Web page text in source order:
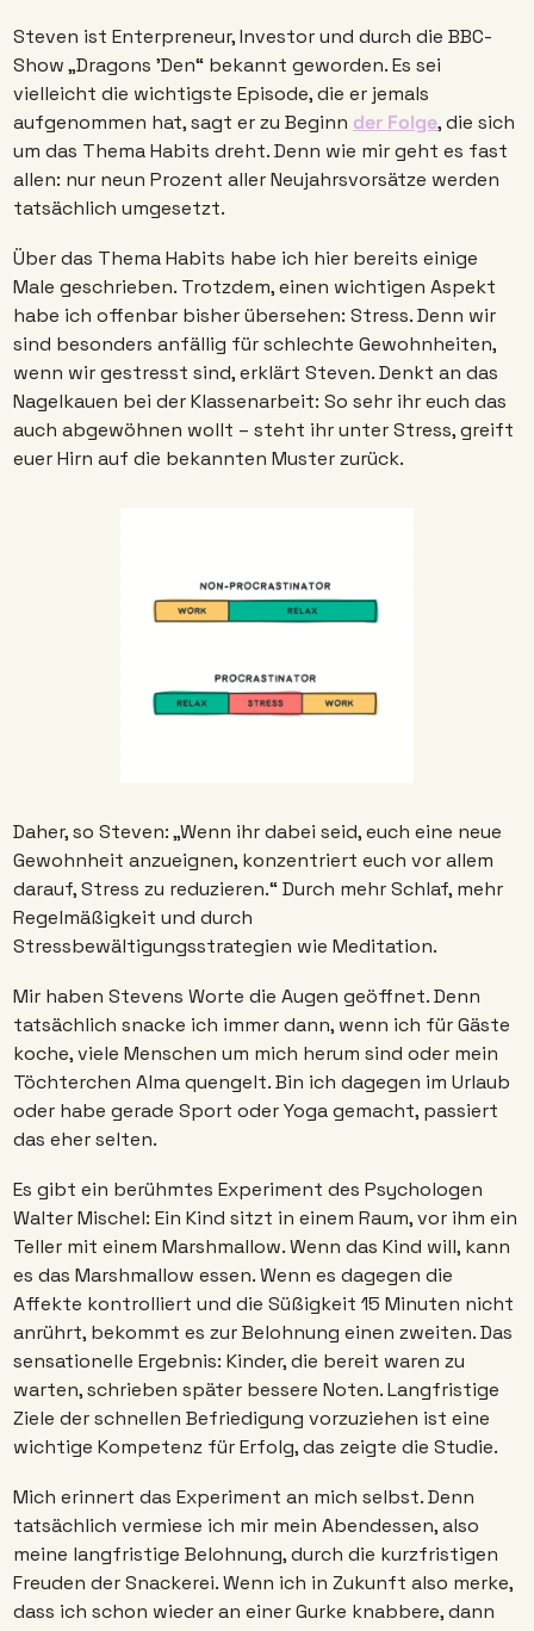
Steven ist Enterpreneur, Investor und durch die BBC-
Show „Dragons 'Den“ bekannt geworden. Es sei
vielleicht die wichtigste Episode, die er jemals
aufgenommen hat, sagt er zu Beginn der Folge, die sich
um das Thema Habits dreht. Denn wie mir geht es fast
allen: nur neun Prozent aller Neujahrsvorsätze werden
tatsächlich umgesetzt.
Über das Thema Habits habe ich hier bereits einige
Male geschrieben. Trotzdem, einen wichtigen Aspekt
habe ich offenbar bisher übersehen: Stress. Denn wir
sind besonders anfällig für schlechte Gewohnheiten,
wenn wir gestresst sind, erklärt Steven. Denkt an das
Nagelkauen bei der Klassenarbeit: So sehr ihr euch das
auch abgewöhnen wollt – steht ihr unter Stress, greift
euer Hirn auf die bekannten Muster zurück.
Daher, so Steven: „Wenn ihr dabei seid, euch eine neue
Gewohnheit anzueignen, konzentriert euch vor allem
darauf, Stress zu reduzieren.“ Durch mehr Schlaf, mehr
Regelmäßigkeit und durch
Stressbewältigungsstrategien wie Meditation.
Mir haben Stevens Worte die Augen geöffnet. Denn
tatsächlich snacke ich immer dann, wenn ich für Gäste
koche, viele Menschen um mich herum sind oder mein
Töchterchen Alma quengelt. Bin ich dagegen im Urlaub
oder habe gerade Sport oder Yoga gemacht, passiert
das eher selten.
Es gibt ein berühmtes Experiment des Psychologen
Walter Mischel: Ein Kind sitzt in einem Raum, vor ihm ein
Teller mit einem Marshmallow. Wenn das Kind will, kann
es das Marshmallow essen. Wenn es dagegen die
Affekte kontrolliert und die Süßigkeit 15 Minuten nicht
anrührt, bekommt es zur Belohnung einen zweiten. Das
sensationelle Ergebnis: Kinder, die bereit waren zu
warten, schrieben später bessere Noten. Langfristige
Ziele der schnellen Befriedigung vorzuziehen ist eine
wichtige Kompetenz für Erfolg, das zeigte die Studie.
Mich erinnert das Experiment an mich selbst. Denn
tatsächlich vermiese ich mir mein Abendessen, also
meine langfristige Belohnung, durch die kurzfristigen
Freuden der Snackerei. Wenn ich in Zukunft also merke,
dass ich schon wieder an einer Gurke knabbere, dann